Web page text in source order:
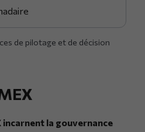
de pilotage et de décision
incarnent la gouvernance